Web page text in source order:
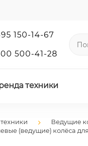
150-14-67
500-41-28
техники
Ведущие
(ведущие) колёса